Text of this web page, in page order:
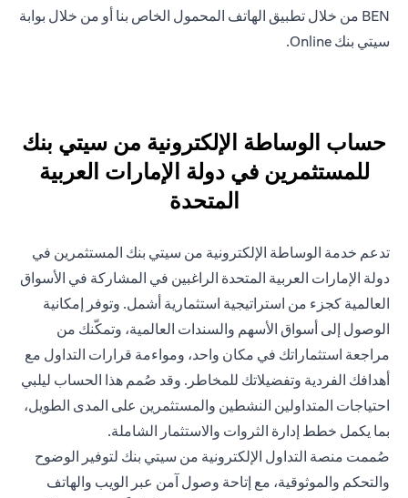
BEN من خلال تطبيق الهاتف المحمول الخاص بنا أو من خلال بوابة
سيتي بنك Online.
حساب الوساطة الإلكترونية من سيتي بنك
للمستثمرين في دولة الإمارات العربية
المتحدة
تدعم خدمة الوساطة الإلكترونية من سيتي بنك المستثمرين في
دولة الإمارات العربية المتحدة الراغبين في المشاركة في الأسواق
العالمية كجزء من استراتيجية استثمارية أشمل. وتوفر إمكانية
الوصول إلى أسواق الأسهم والسندات العالمية، وتمكّنك من
مراجعة استثماراتك في مكان واحد، ومواءمة قرارات التداول مع
أهدافك الفردية وتفضيلاتك للمخاطر. وقد صُمم هذا الحساب ليلبي
احتياجات المتداولين النشطين والمستثمرين على المدى الطويل،
بما يكمل خطط إدارة الثروات والاستثمار الشاملة.
صُممت منصة التداول الإلكترونية من سيتي بنك لتوفير الوضوح
والتحكم والموثوقية، مع إتاحة وصول آمن عبر الويب والهاتف